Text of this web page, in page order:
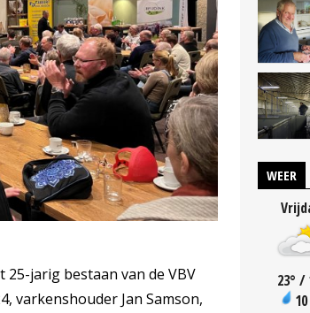
jarig bestaan van de VBV
varkenshouder Jan Samson,
WEER
23° /